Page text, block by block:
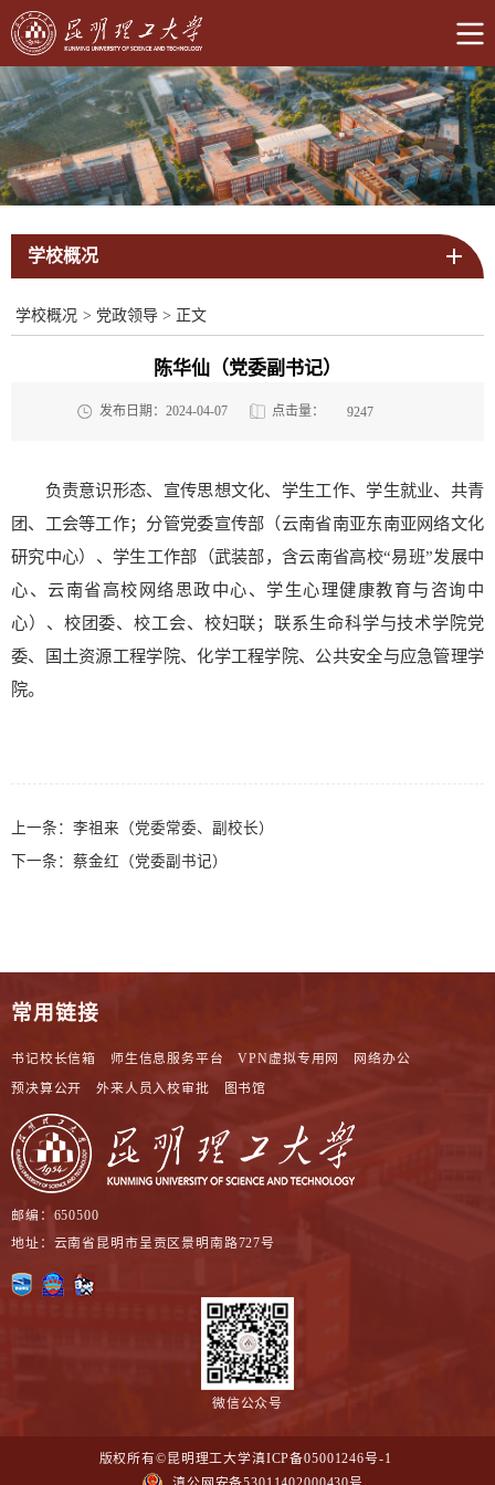
学校概况
学校概况 > 党政领导 > 正文
陈华仙（党委副书记）
发布日期：2024-04-07 点击量： 9247
负责意识形态、宣传思想文化、学生工作、学生就业、共青
团、工会等工作；分管党委宣传部（云南省南亚东南亚网络文化
研究中心）、学生工作部（武装部，含云南省高校“易班”发展中
心、云南省高校网络思政中心、学生心理健康教育与咨询中
心）、校团委、校工会、校妇联；联系生命科学与技术学院党
委、国土资源工程学院、化学工程学院、公共安全与应急管理学
院。
上一条： 李祖来（党委常委、副校长）
下一条： 蔡金红（党委副书记）
常用链接
书记校长信箱 师生信息服务平台 VPN虚拟专用网
网络办公
预决算公开
外来人员入校审批 图书馆
邮编：650500
地址：云南省昆明市呈贡区景明南路727号
微信公众号
版权所有©昆明理工大学滇ICP备05001246号-1